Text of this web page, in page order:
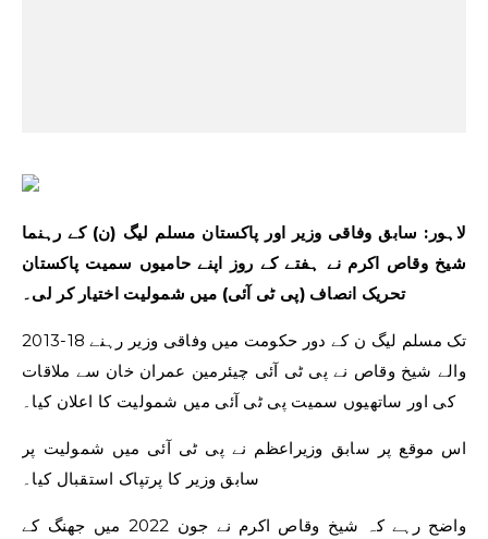
لاہور: سابق وفاقی وزیر اور پاکستان مسلم لیگ (ن) کے رہنما
شیخ وقاص اکرم نے ہفتے کے روز اپنے حامیوں سمیت پاکستان
تحریک انصاف (پی ٹی آئی) میں شمولیت اختیار کر لی۔
2013-18 تک مسلم لیگ ن کے دور حکومت میں وفاقی وزیر رہنے
والے شیخ وقاص نے پی ٹی آئی چیئرمین عمران خان سے ملاقات
کی اور ساتھیوں سمیت پی ٹی آئی میں شمولیت کا اعلان کیا۔
اس موقع پر سابق وزیراعظم نے پی ٹی آئی میں شمولیت پر
سابق وزیر کا پرتپاک استقبال کیا۔
واضح رہے کہ شیخ وقاص اکرم نے جون 2022 میں جھنگ کے